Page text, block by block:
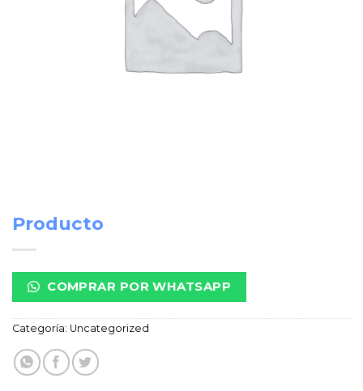
Producto
COMPRAR POR WHATSAPP
Categoría: Uncategorized